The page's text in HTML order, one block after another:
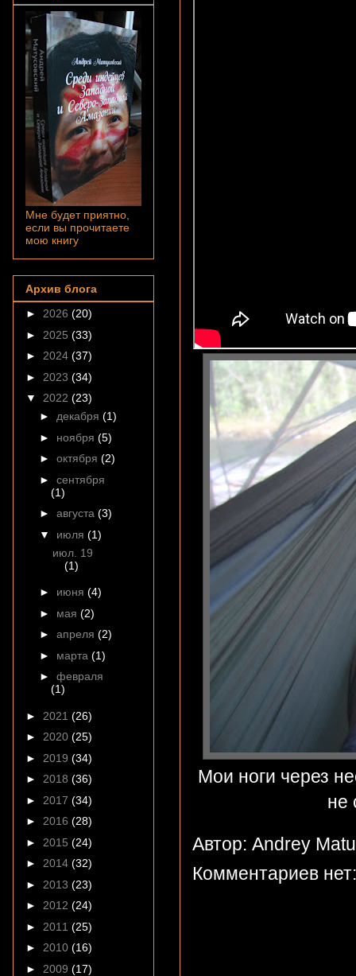
Мои ноги через
не
Автор: Andrey
Комментариев
Мне будет приятно,
если вы прочитаете
мою книгу
Архив блога
► 2026 (20)
► 2025 (33)
► 2024 (37)
► 2023 (34)
▼ 2022 (23)
► декабря (1)
► ноября (5)
► октября (2)
► сентября
(1)
► августа (3)
▼ июля (1)
июл. 19
(1)
► июня (4)
► мая (2)
► апреля (2)
► марта (1)
► февраля
(1)
► 2021 (26)
► 2020 (25)
► 2019 (34)
► 2018 (36)
► 2017 (34)
► 2016 (28)
► 2015 (24)
► 2014 (32)
► 2013 (23)
► 2012 (24)
► 2011 (25)
► 2010 (16)
► 2009 (17)